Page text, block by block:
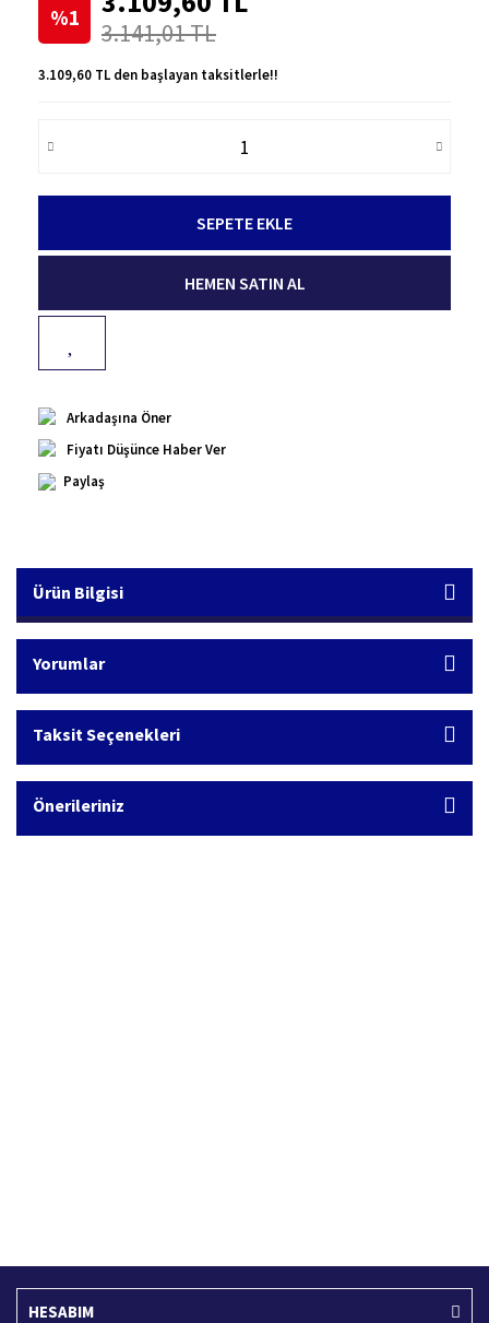
%1 3.141,01 TL
3.109,60 TL den başlayan taksitlerle!!
SEPETE EKLE
HEMEN SATIN AL
Arkadaşına Öner
Fiyatı Düşünce Haber Ver
Paylaş
Ürün Bilgisi
Yorumlar
Taksit Seçenekleri
Önerileriniz
HESABIM